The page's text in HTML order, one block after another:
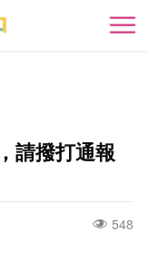
開
請撥打通報
548